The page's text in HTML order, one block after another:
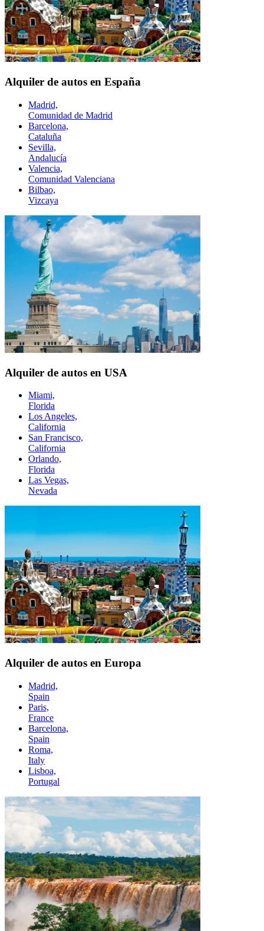
Alquiler de autos en España
Madrid,
Comunidad de Madrid
Barcelona,
Cataluña
Sevilla,
Andalucía
Valencia,
Comunidad Valenciana
Bilbao,
Vizcaya
Alquiler de autos en USA
Miami,
Florida
Los Angeles,
California
San Francisco,
California
Orlando,
Florida
Las Vegas,
Nevada
Alquiler de autos en Europa
Madrid,
Spain
Paris,
France
Barcelona,
Spain
Roma,
Italy
Lisboa,
Portugal